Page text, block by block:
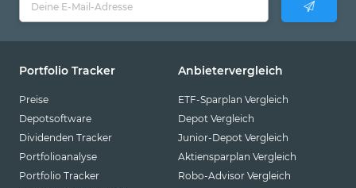
Portfolio Tracker
Preise
Depotsoftware
Dividenden Tracker
Portfolioanalyse
Portfolio Tracker
Anbietervergleich
ETF-Sparplan Vergleich
Depot Vergleich
Junior-Depot Vergleich
Aktiensparplan Vergleich
Robo-Advisor Vergleich